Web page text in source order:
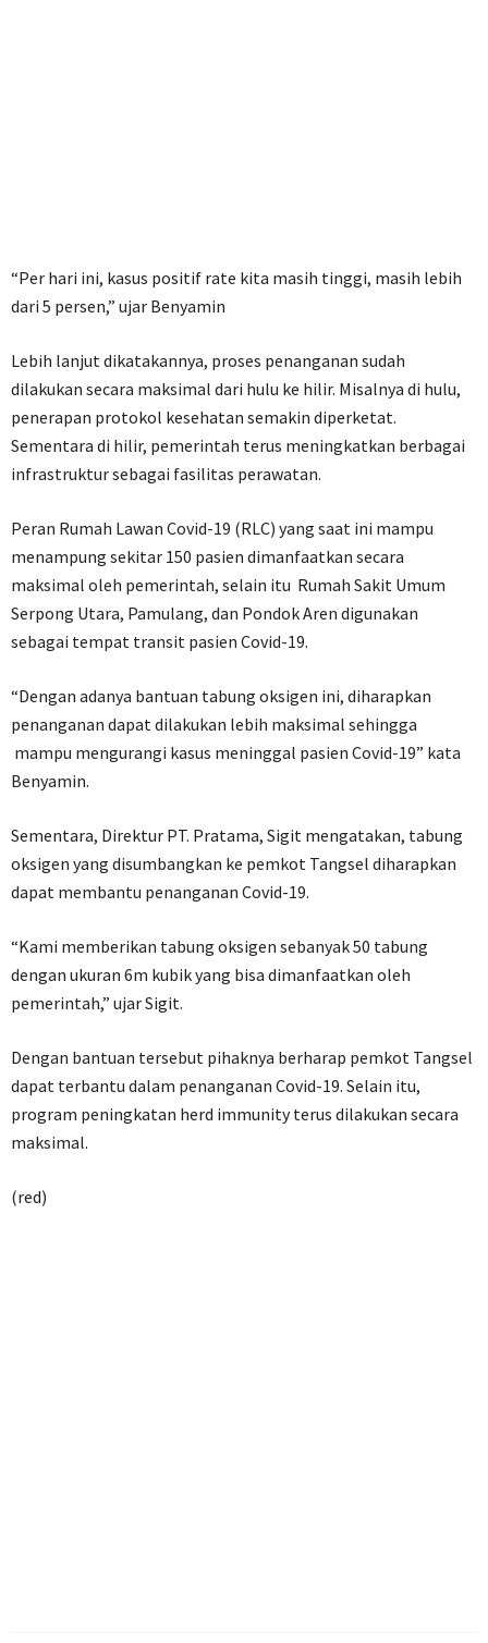
“Per hari ini, kasus positif rate kita masih tinggi, masih lebih
dari 5 persen,” ujar Benyamin
Lebih lanjut dikatakannya, proses penanganan sudah
dilakukan secara maksimal dari hulu ke hilir. Misalnya di hulu,
penerapan protokol kesehatan semakin diperketat.
Sementara di hilir, pemerintah terus meningkatkan berbagai
infrastruktur sebagai fasilitas perawatan.
Peran Rumah Lawan Covid-19 (RLC) yang saat ini mampu
menampung sekitar 150 pasien dimanfaatkan secara
maksimal oleh pemerintah, selain itu Rumah Sakit Umum
Serpong Utara, Pamulang, dan Pondok Aren digunakan
sebagai tempat transit pasien Covid-19.
“Dengan adanya bantuan tabung oksigen ini, diharapkan
penanganan dapat dilakukan lebih maksimal sehingga
mampu mengurangi kasus meninggal pasien Covid-19” kata
Benyamin.
Sementara, Direktur PT. Pratama, Sigit mengatakan, tabung
oksigen yang disumbangkan ke pemkot Tangsel diharapkan
dapat membantu penanganan Covid-19.
“Kami memberikan tabung oksigen sebanyak 50 tabung
dengan ukuran 6m kubik yang bisa dimanfaatkan oleh
pemerintah,” ujar Sigit.
Dengan bantuan tersebut pihaknya berharap pemkot Tangsel
dapat terbantu dalam penanganan Covid-19. Selain itu,
program peningkatan herd immunity terus dilakukan secara
maksimal.
(red)